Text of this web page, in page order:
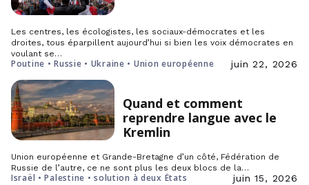
Les centres, les écologistes, les sociaux-démocrates et les
droites, tous éparpillent aujourd’hui si bien les voix démocrates en
voulant se…
Poutine • Russie • Ukraine • Union européenne juin 22, 2026
Quand et comment
reprendre langue avec le
Kremlin
Union européenne et Grande-Bretagne d’un côté, Fédération de
Russie de l’autre, ce ne sont plus les deux blocs de la…
Israël • Palestine • solution à deux États juin 15, 2026